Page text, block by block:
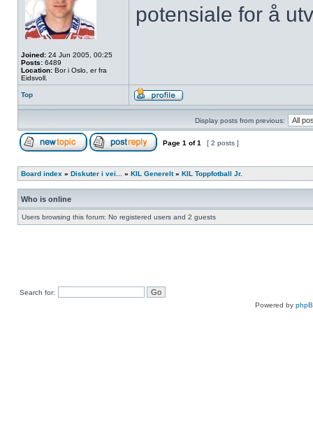
Joined: 24 Jun 2005, 00:25
Posts: 6489
Location: Bor i Oslo, er fra
Eidsvoll.
potensiale for å
Top
Display posts from previous:
Page 1 of1 [ 2 posts ]
Board index » Diskuter i vei... » KIL Generelt» KIL Toppfotball Jr.
Who is online
Users browsing this forum: No registered users and 2 guests
Search for:
Powered by